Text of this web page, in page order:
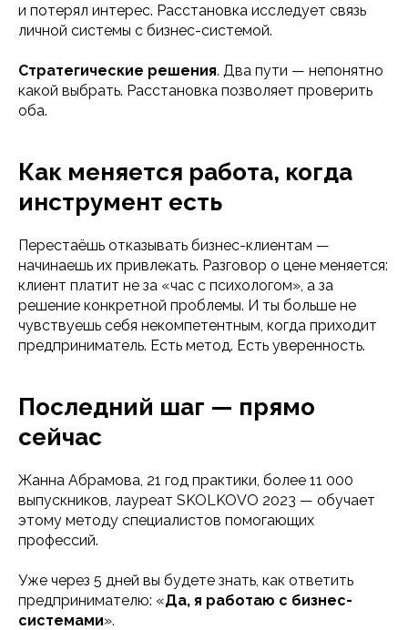
и потерял интерес. Расстановка исследует связь
личной системы с бизнес-системой.
Стратегические решения. Два пути — непонятно
какой выбрать. Расстановка позволяет проверить
оба.
Как меняется работа, когда
инструмент есть
Перестаёшь отказывать бизнес-клиентам —
начинаешь их привлекать. Разговор о цене меняется:
клиент платит не за «час с психологом», а за
решение конкретной проблемы. И ты больше не
чувствуешь себя некомпетентным, когда приходит
предприниматель. Есть метод. Есть уверенность.
Последний шаг — прямо
сейчас
Жанна Абрамова, 21 год практики, более 11 000
выпускников, лауреат SKOLKOVO 2023 — обучает
этому методу специалистов помогающих
профессий.
Уже через 5 дней вы будете знать, как ответить
предпринимателю: «Да, я работаю с бизнес-
системами».